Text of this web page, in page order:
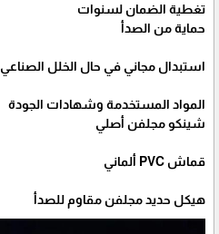
تغطية الضمان لسنوات
حماية من الصدأ
استبدال مجاني في حال الخلل الصناعي
المواد المستخدمة وشهادات الجودة
شينكو مجلفن أصلي
قماش PVC ألماني
هيكل حديد مجلفن مقاوم للصدأ